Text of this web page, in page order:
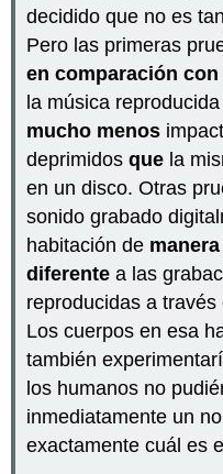
decidido que no es
Pero las primeras
encomparación con
la música
mucho menos
deprimidosque la
en un disco. Otras
sonido grabado
habitación de
diferente a las
reproducidas a
Los cuerpos en esa
también
los humanos no
inmediatamente un
exactamente cuál es